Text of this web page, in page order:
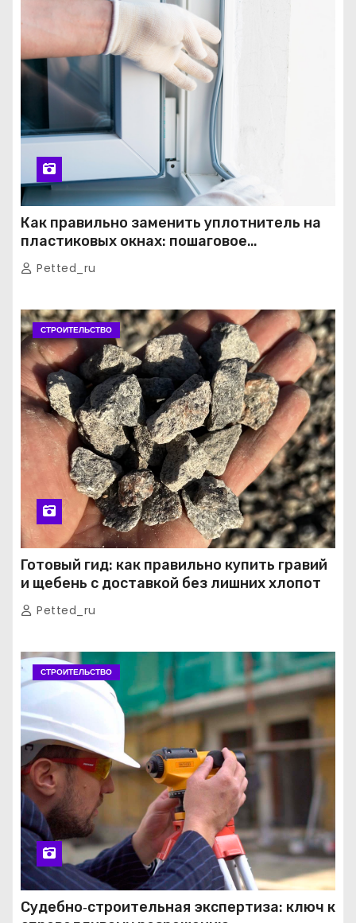
Как правильно заменить уплотнитель на
пластиковых окнах: пошаговое
руководство от экспертов
Petted_ru
СТРОИТЕЛЬСТВО
Готовый гид: как правильно купить гравий
и щебень с доставкой без лишних хлопот
Petted_ru
СТРОИТЕЛЬСТВО
Судебно‑строительная экспертиза: ключ к